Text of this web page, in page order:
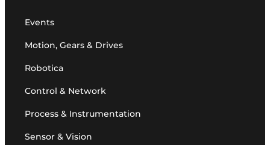
Events
Motion, Gears & Drives
Robotica
Control & Network
Process & Instrumentation
Sensor & Vision